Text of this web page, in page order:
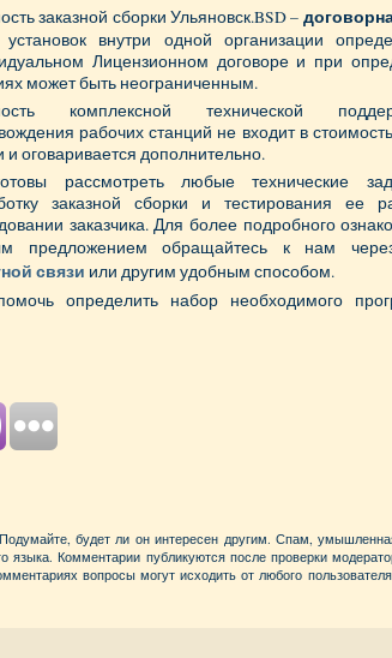
заказной сборки Ульяновск.BSD –
установок внутри одной организации
Лицензионном договоре и при
может быть неограниченным.
комплексной технической
рабочих станций не входит в
и оговаривается дополнительно.
рассмотреть любые технические
заказной сборки и тестирования ее
заказчика. Для более подробного
предложением обращайтесь к нам
связи или другим удобным способом.
определить набор необходимого
будет ли он интересен другим. Спам,
языка. Комментарии публикуются после проверки
вопросы могут исходить от любого